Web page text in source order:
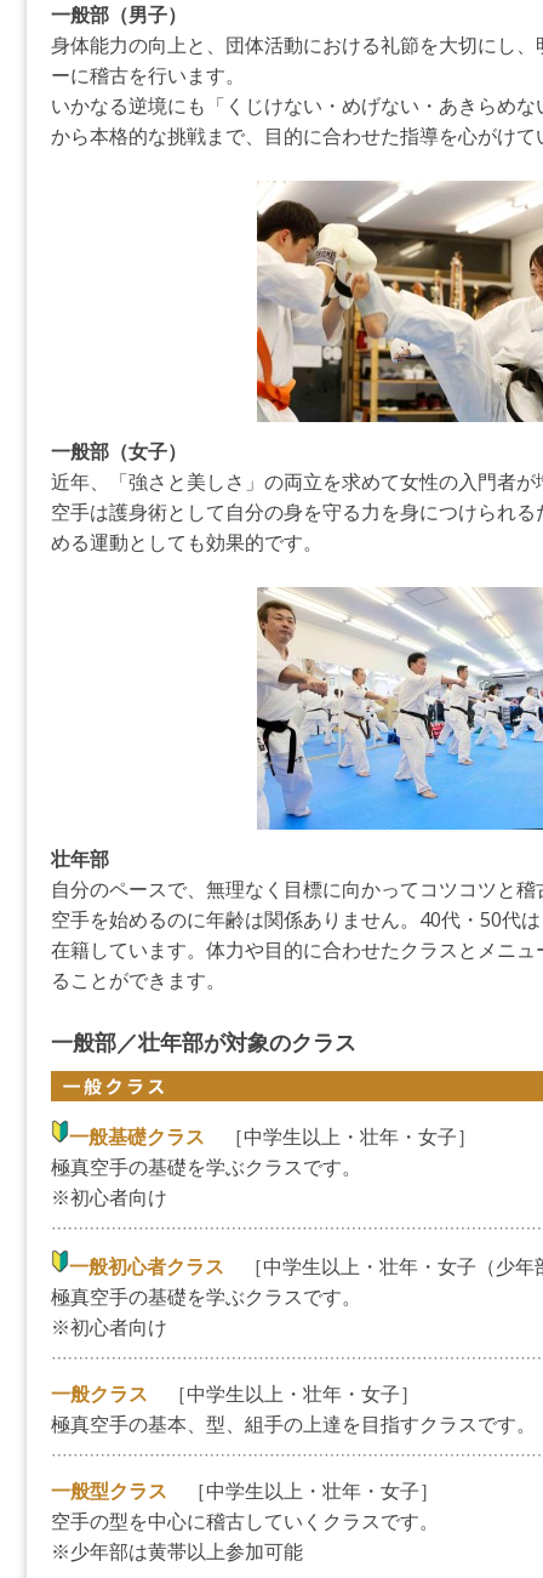
一般部（男子）
身体能力の向上と、団体活動における礼節を大切にし
ーに稽古を行います。
いかなる逆境にも「くじけない・めげない・あきらめ
から本格的な挑戦まで、目的に合わせた指導を心がけて
一般部（女子）
近年、「強さと美しさ」の両立を求めて女性の入門者が
空手は護身術として自分の身を守る力を身につけられ
める運動としても効果的です。
壮年部
自分のペースで、無理なく目標に向かってコツコツと
空手を始めるのに年齢は関係ありません。40代・50代
在籍しています。体力や目的に合わせたクラスとメニ
ることができます。
一般部／壮年部が対象のクラス
一般基礎クラス
［中学生以上・壮年・女子］
極真空手の基礎を学ぶクラスです。
※初心者向け
一般初心者クラス
［中学生以上・壮年・女子（少
極真空手の基礎を学ぶクラスです。
※初心者向け
一般クラス
［中学生以上・壮年・女子］
極真空手の基本、型、組手の上達を目指すクラスです。
一般型クラス
［中学生以上・壮年・女子］
空手の型を中心に稽古していくクラスです。
※少年部は黄帯以上参加可能